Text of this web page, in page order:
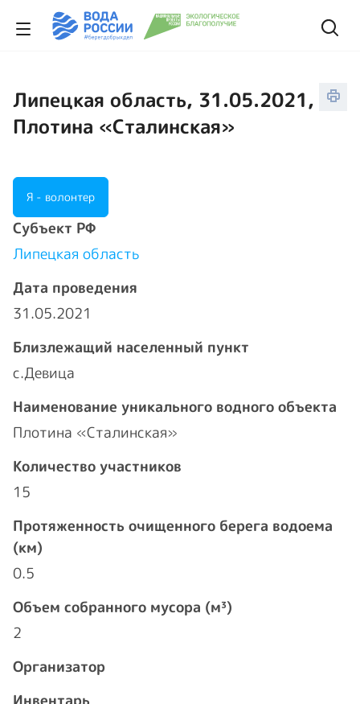
Липецкая область, 31.05.2021,
Плотина «Сталинская»
Я - волонтер
Cубъект РФ
Липецкая область
Дата проведения
31.05.2021
Близлежащий населенный пункт
с.Девица
Наименование уникального водного объекта
Плотина «Сталинская»
Количество участников
15
Протяженность очищенного берега водоема
(км)
0.5
Объем собранного мусора (м³)
2
Организатор